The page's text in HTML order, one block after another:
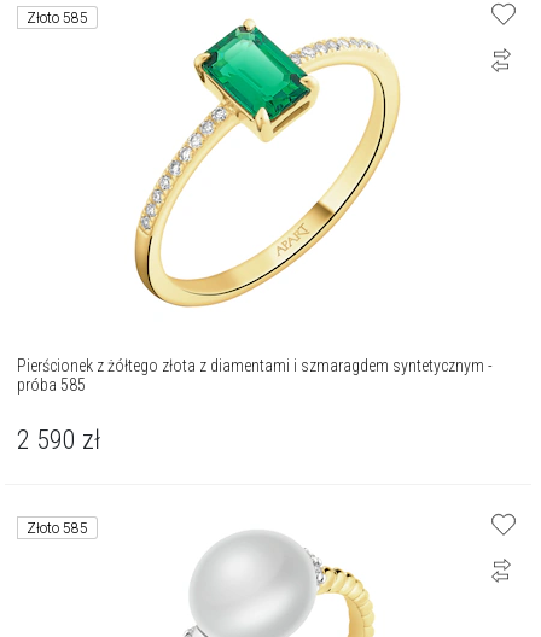
Złoto 585
Pierścionek z żółtego złota z diamentami i szmaragdem syntetycznym -
próba 585
2 590 zł
Złoto 585